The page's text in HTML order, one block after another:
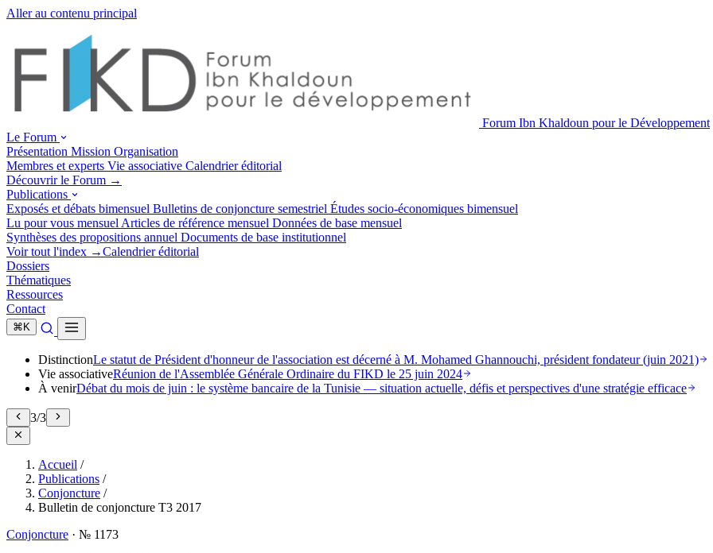
Aller au contenu principal
Forum Ibn Khaldoun pour le Développement
Le Forum
Présentation Mission Organisation
Membres et experts Vie associative Calendrier éditorial
Découvrir le Forum →
Publications
Exposés et débats bimensuel Bulletins de conjoncture semestriel Études socio-économiques bimensuel
Lu pour vous mensuel Articles de référence mensuel Données de base mensuel
Synthèses des propositions annuel Documents de base institutionnel
Voir tout l'index →Calendrier éditorial
Dossiers
Thématiques
Ressources
Contact
⌘ K
DistinctionLe statut de Président d'honneur de l'association est décerné à M. Mohamed Ghannouchi, président fondateur (juin 2021)
Vie associativeRéunion de l'Assemblée Générale Ordinaire du FIKD le 25 juin 2024
À venirDébat du mois de juin : le système bancaire de la Tunisie — situation actuelle, défis et perspectives d'une stratégie efficace
3/3
Accueil /
Publications /
Conjoncture /
Bulletin de conjoncture T3 2017
Conjoncture · № 1173